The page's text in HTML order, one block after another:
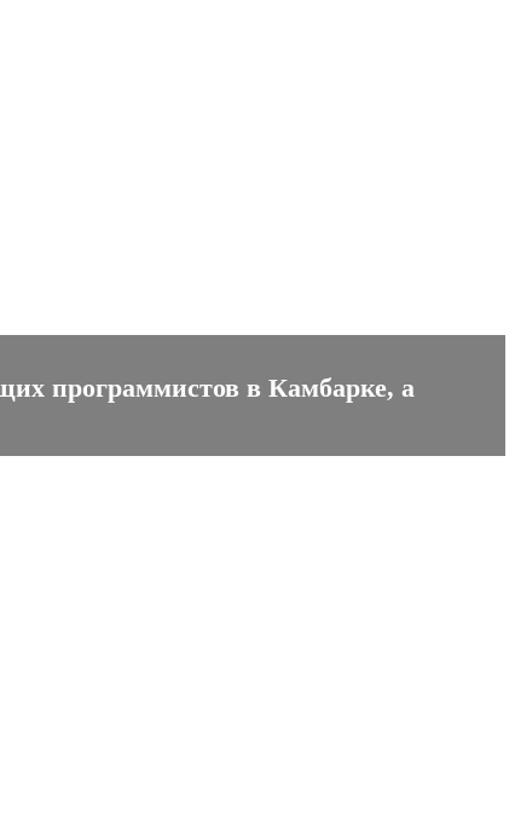
программистов в Камбарке, а